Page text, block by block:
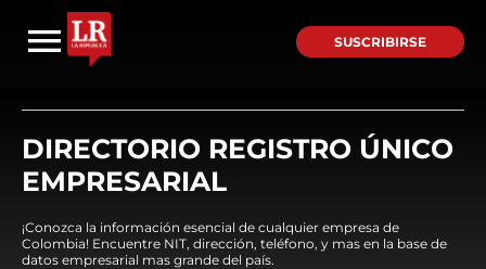
SUSCRIBIRSE
DIRECTORIO REGISTRO ÚNICO
EMPRESARIAL
¡Conozca la información esencial de cualquier empresa de
Colombia! Encuentre NIT, dirección, teléfono, y mas en la base de
datos empresarial mas grande del país.